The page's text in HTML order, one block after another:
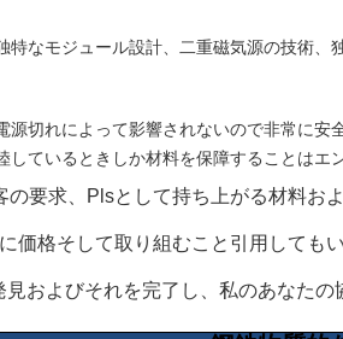
なモジュール設計、二重磁気源の技術、
源切れによって影響されないので非常に
ているときしか材料を保障することは
の要求、plsとして持ち上がる材料お
価格そして取り組むこと引用してもい
およびそれを完了し、私のあなたの